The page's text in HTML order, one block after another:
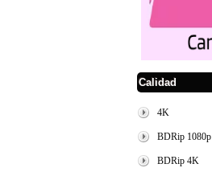
Calidad
4K
BDRip 1080p
BDRip 4K